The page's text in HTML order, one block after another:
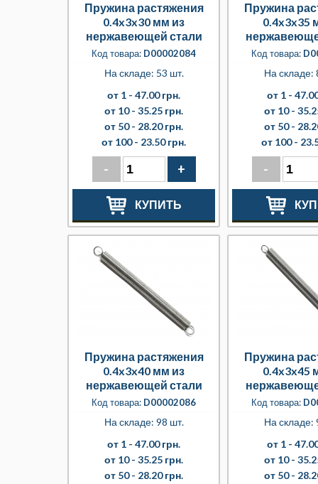
Пружина растяжения
0.4x3x30 мм из
нержавеющей стали
Код товара: D00002084
На складе: 53 шт.
от 1 - 47.00 грн.
от 10 - 35.25 грн.
от 50 - 28.20 грн.
от 100 - 23.50 грн.
- +
КУПИТЬ
Пружина
0.4x3x35
Код товара:
На складе:
от 1 -
от 10 -
от 50 -
от 100 -
-
Пружина растяжения
0.4x3x40 мм из
нержавеющей стали
Код товара: D00002086
На складе: 98 шт.
от 1 - 47.00 грн.
от 10 - 35.25 грн.
от 50 - 28.20 грн.
Пружина
0.4x3x45
Код товара:
На складе:
от 1 -
от 10 -
от 50 -